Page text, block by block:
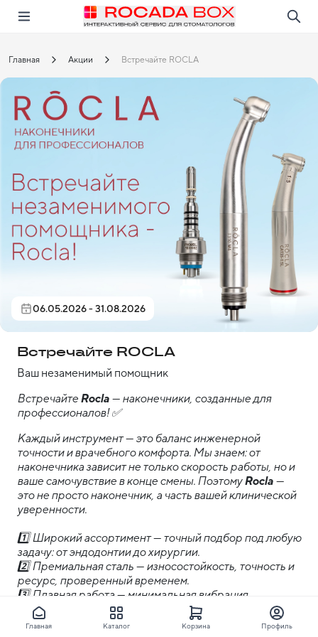
Открыть в приложении!
Главная Акции Встречайте ROCLA
06.05.2026 - 31.08.2026
Встречайте ROCLA
Ваш незаменимый помощник
Встречайте Rocla — наконечники, созданные для
профессионалов! ✅
Каждый инструмент — это баланс инженерной
точности и врачебного комфорта. Мы знаем: от
наконечника зависит не только скорость работы, но и
ваше самочувствие в конце смены. Поэтому Rocla —
это не просто наконечник, а часть вашей клинической
уверенности.
1️⃣ Широкий ассортимент — точный подбор под любую
задачу: от эндодонтии до хирургии.
2️⃣ Премиальная сталь — износостойкость, точность и
ресурс, проверенный временем.
3️⃣ Плавная работа — минимальная вибрация,
максимальный контроль на каждом этапе.
4️⃣ Комфорт врача — эргономичный баланс снижает
Главная Каталог Корзина Профиль